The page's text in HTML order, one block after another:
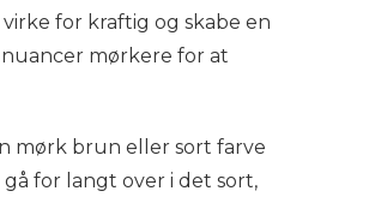
for kraftig og skabe en
mørkere for at
mørk brun eller sort farve
for langt over i det sort,